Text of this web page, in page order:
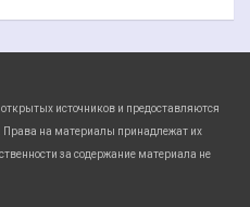
источников и предоставляются
Права на материалы принадлежат их
за содержание материала не